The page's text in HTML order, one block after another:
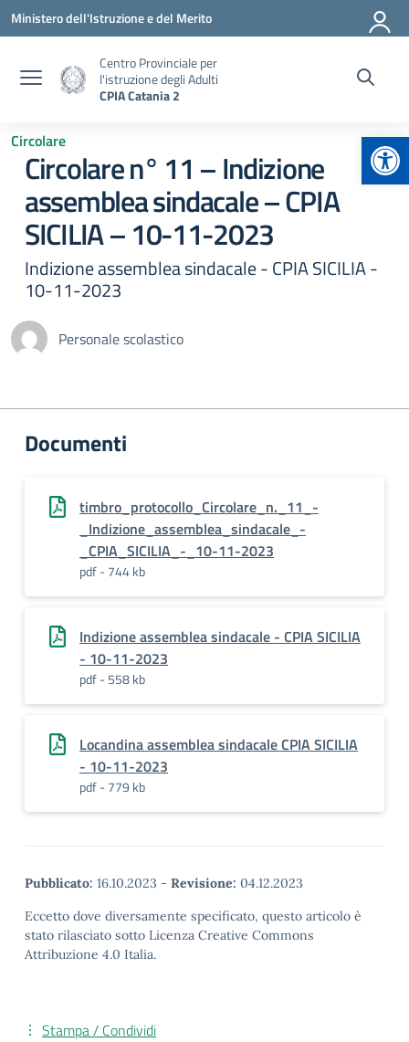
Vai ai contenuti
Vai al menu di navigazione
Vai al footer
Ministero dell'Istruzione e del Merito
Centro Provinciale per
l'istruzione degli Adulti
CPIA Catania 2
Circolare
Circolare n° 11 – Indizione
assemblea sindacale – CPIA
SICILIA – 10-11-2023
Indizione assemblea sindacale - CPIA SICILIA -
10-11-2023
Personale scolastico
Documenti
timbro_protocollo_Circolare_n._11_-
_Indizione_assemblea_sindacale_-
_CPIA_SICILIA_-_10-11-2023
pdf - 744 kb
Indizione assemblea sindacale - CPIA SICILIA
- 10-11-2023
pdf - 558 kb
Locandina assemblea sindacale CPIA SICILIA
- 10-11-2023
pdf - 779 kb
Pubblicato: 16.10.2023 - Revisione: 04.12.2023
Eccetto dove diversamente specificato, questo articolo è
stato rilasciato sotto Licenza Creative Commons
Attribuzione 4.0 Italia.
Stampa / Condividi